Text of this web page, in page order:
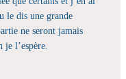
le dis une grande
ne seront jamais
je l’espère.